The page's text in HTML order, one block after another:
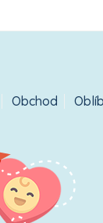
Obchod